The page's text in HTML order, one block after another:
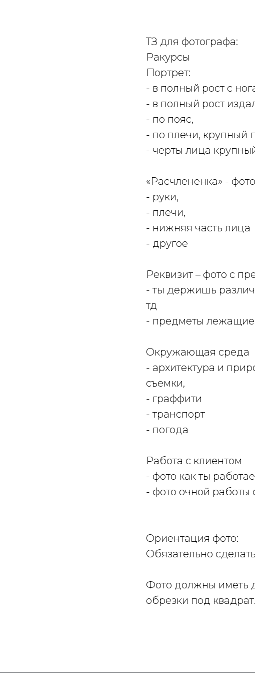
ТЗ для фотографа:
Ракурсы
Портрет:
- в полный рост с
- в полный рост
- по пояс,
- по плечи, крупный
- черты лица
«Расчлененка» -
- руки,
- плечи,
- нижняя часть лица
- другое
Реквизит – фото с
- ты держишь
тд
- предметы лежащие
Окружающая среда
- архитектура и
съемки,
- граффити
- транспорт
- погода
Работа с клиентом
- фото как ты
- фото очной работы
Ориентация фото:
Обязательно
Фото должны иметь
обрезки под квадрат.